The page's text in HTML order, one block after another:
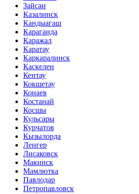
Зайсан
Казалинск
Кандыагаш
Караганда
Каражал
Каратау
Каркаралинск
Каскелен
Кентау
Кокшетау
Конаев
Костанай
Косшы
Кульсары
Курчатов
Кызылорда
Ленгер
Лисаковск
Макинск
Мамлютка
Павлодар
Петропавловск